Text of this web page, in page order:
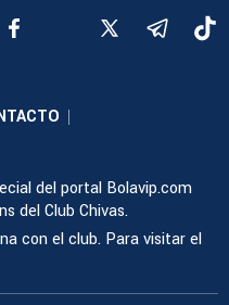
|
del portal Bolavip.com
del Club Chivas.
con el club. Para visitar el